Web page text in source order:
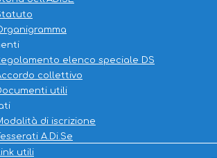
elenco speciale DS
collettivo
utili
di iscrizione
A.Di.Se
utili